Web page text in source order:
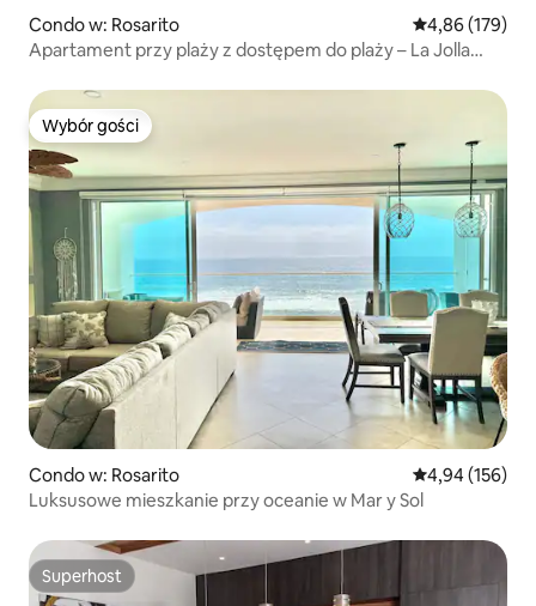
Condo w: Rosarito Średnia
4,86 (179)
Apartament przy plaży z dostępem do plaży – La Jolla
Wybór gości
Wybór gości
Condo w: Rosarito Średnia
4,94 (156)
Luksusowe mieszkanie przy oceanie w Mar y Sol
Superhost
Superhost